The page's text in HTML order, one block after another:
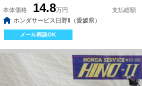
本体価格 14.8万円 支払総額
ホンダサービス日野Ⅱ（愛媛県）
メール商談OK